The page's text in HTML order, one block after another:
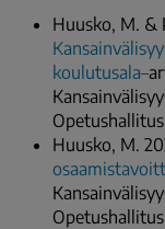
Huusko, M. &
koulutusala–
Huusko, M.
Opetushallitus